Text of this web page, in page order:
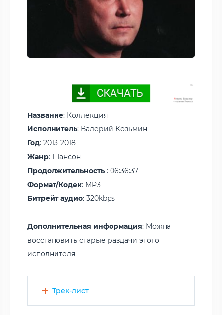
Название: Коллекция
Исполнитель: Валерий Козьмин
Год: 2013-2018
Жанр: Шансон
Продолжительность : 06:36:37
Формат/Кодек: MP3
Битрейт аудио: 320kbps
Дополнительная информация: Можна
восстановить старые раздачи этого
исполнителя
Трек-лист